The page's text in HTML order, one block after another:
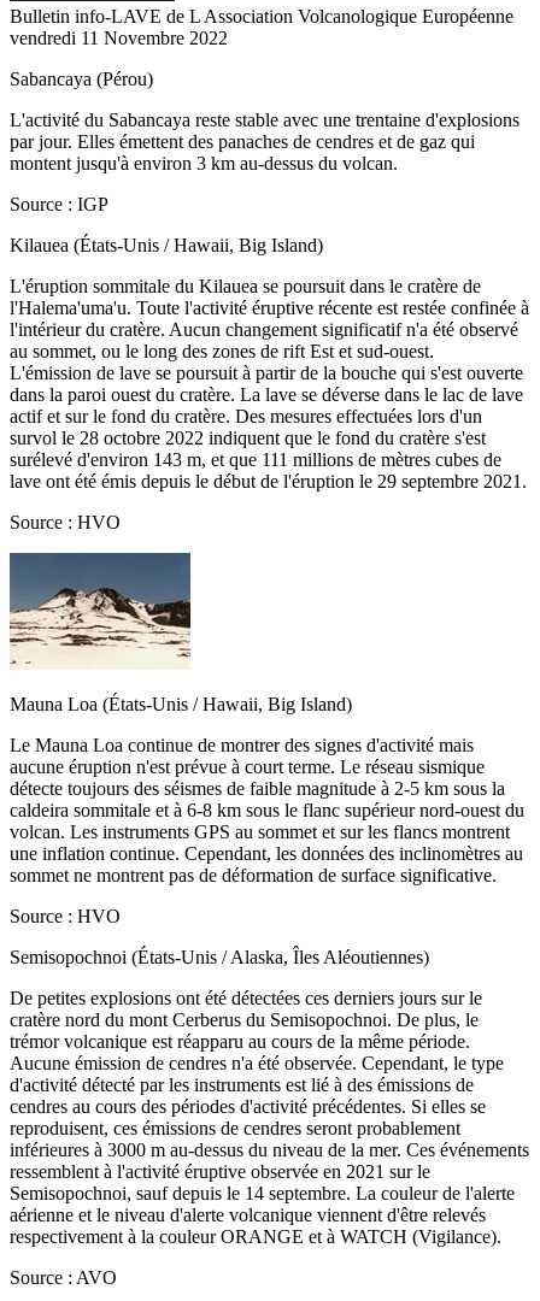
Bulletin info-LAVE de L Association Volcanologique Européenne
vendredi 11 Novembre 2022
Sabancaya (Pérou)
L'activité du Sabancaya reste stable avec une trentaine d'explosions
par jour. Elles émettent des panaches de cendres et de gaz qui
montent jusqu'à environ 3 km au-dessus du volcan.
Source : IGP
Kilauea (États-Unis / Hawaii, Big Island)
L'éruption sommitale du Kilauea se poursuit dans le cratère de
l'Halema'uma'u. Toute l'activité éruptive récente est restée confinée à
l'intérieur du cratère. Aucun changement significatif n'a été observé
au sommet, ou le long des zones de rift Est et sud-ouest.
L'émission de lave se poursuit à partir de la bouche qui s'est ouverte
dans la paroi ouest du cratère. La lave se déverse dans le lac de lave
actif et sur le fond du cratère. Des mesures effectuées lors d'un
survol le 28 octobre 2022 indiquent que le fond du cratère s'est
surélevé d'environ 143 m, et que 111 millions de mètres cubes de
lave ont été émis depuis le début de l'éruption le 29 septembre 2021.
Source : HVO
Mauna Loa (États-Unis / Hawaii, Big Island)
Le Mauna Loa continue de montrer des signes d'activité mais
aucune éruption n'est prévue à court terme. Le réseau sismique
détecte toujours des séismes de faible magnitude à 2-5 km sous la
caldeira sommitale et à 6-8 km sous le flanc supérieur nord-ouest du
volcan. Les instruments GPS au sommet et sur les flancs montrent
une inflation continue. Cependant, les données des inclinomètres au
sommet ne montrent pas de déformation de surface significative.
Source : HVO
Semisopochnoi (États-Unis / Alaska, Îles Aléoutiennes)
De petites explosions ont été détectées ces derniers jours sur le
cratère nord du mont Cerberus du Semisopochnoi. De plus, le
trémor volcanique est réapparu au cours de la même période.
Aucune émission de cendres n'a été observée. Cependant, le type
d'activité détecté par les instruments est lié à des émissions de
cendres au cours des périodes d'activité précédentes. Si elles se
reproduisent, ces émissions de cendres seront probablement
inférieures à 3000 m au-dessus du niveau de la mer. Ces événements
ressemblent à l'activité éruptive observée en 2021 sur le
Semisopochnoi, sauf depuis le 14 septembre. La couleur de l'alerte
aérienne et le niveau d'alerte volcanique viennent d'être relevés
respectivement à la couleur ORANGE et à WATCH (Vigilance).
Source : AVO